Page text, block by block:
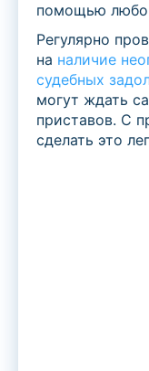
помощью
Регулярно
на наличие
судебных
могут ждать
приставов. С
сделать это